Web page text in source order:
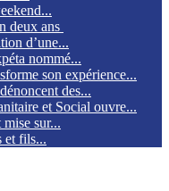
deux ans
d’une...
nommé...
son expérience...
des...
et Social ouvre...
sur...
et fils...